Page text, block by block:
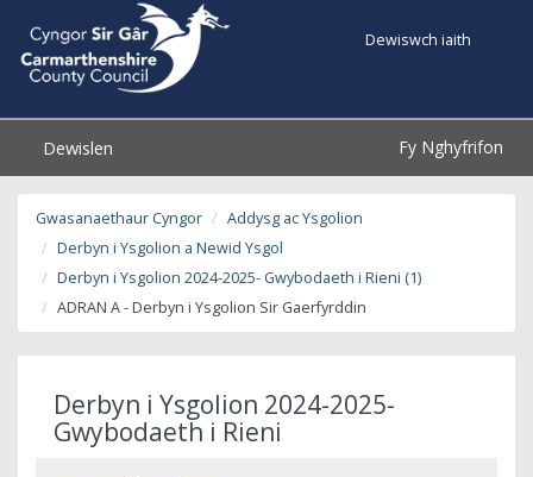
Dewiswch iaith
Dewislen Fy Nghyfrifon
Gwasanaethaur Cyngor
Addysg ac Ysgolion
Derbyn i Ysgolion a Newid Ysgol
Derbyn i Ysgolion 2024-2025- Gwybodaeth i Rieni (1)
ADRAN A - Derbyn i Ysgolion Sir Gaerfyrddin
Derbyn i Ysgolion 2024-2025-
Gwybodaeth i Rieni